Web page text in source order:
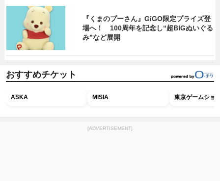
『くまのプーさん』GiGO限定プライズ登
場へ！ 100周年を記念し“超BIGぬいぐる
み”など展開
おすすめチケット
ASKA MISIA 東京ゲームショ
[ADVERTISEMENT]